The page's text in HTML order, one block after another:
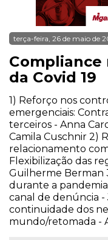
terça-feira, 26 de maio de
da Covid 19
1) Reforço nos
emergenciais:
terceiros - Anna
Camila Cuschnir 2)
relacionamento
Flexibilização das
Guilherme Berman
durante a
canal de denúncia -
continuidade dos
mundo/retomada -